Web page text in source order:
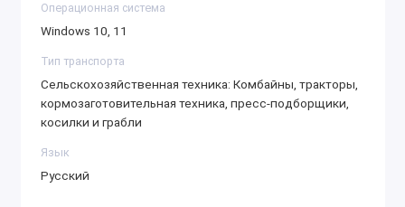
Инструкции по разборке, сборке и настройке
компонентов.
Рекомендации по устранению
распространённых неисправностей.
3. Обслуживание и диагностика
Информация о расходных материалах, нормах
Операционная система
Windows 10, 11
Тип транспорта
Сельскохозяйственная техника: Комбайны, тракторы,
кормозаготовительная техника, пресс-подборщики,
косилки и грабли
Язык
Русский